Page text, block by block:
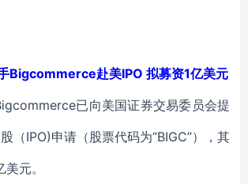
Bigcommerce赴美IPO 拟募资1亿美元
已向美国证券交易委员会提
（IPO)申请（股票代码为“BIGC”），其
元。